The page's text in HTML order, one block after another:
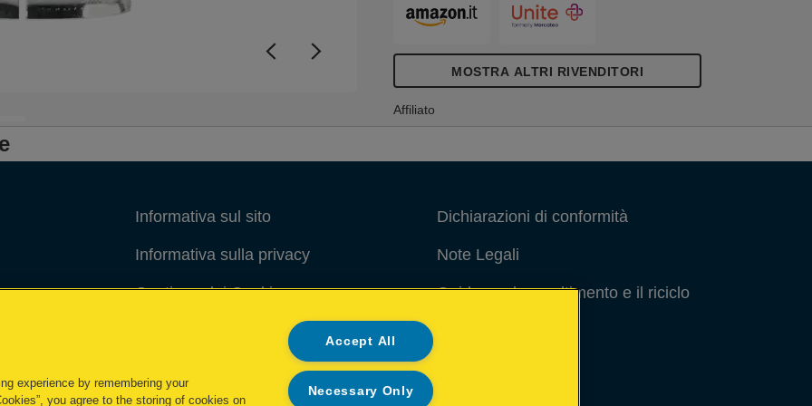
MOSTRA ALTRI RIVENDITORI
Affiliato
Informativa sul sito
Informativa sulla privacy
Gestione dei Cookie
Gestione dei miei dati
Dichiarazioni di conformità
Note Legali
Guida per lo smaltimento e il riciclo
experience by remembering your
you agree to the storing of cookies on
Accept All
Necessary Only